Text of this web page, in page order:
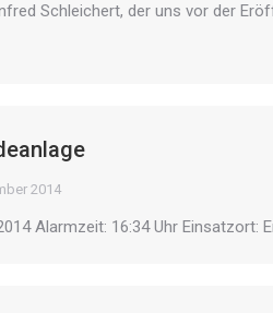
Schleichert, der uns vor der
2014
Alarmzeit: 16:34 Uhr Einsatzort: